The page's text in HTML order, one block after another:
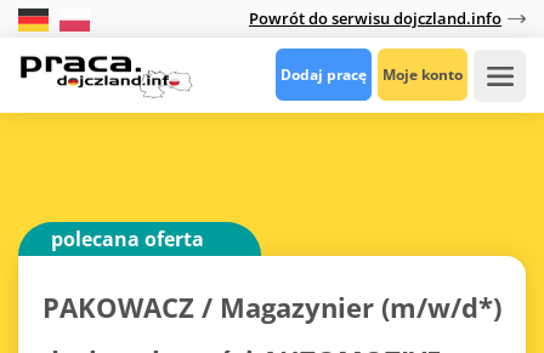
Powrót do serwisu dojczland.info
Dodaj pracę Moje konto
polecana oferta
PAKOWACZ / Magazynier (m/w/d*)